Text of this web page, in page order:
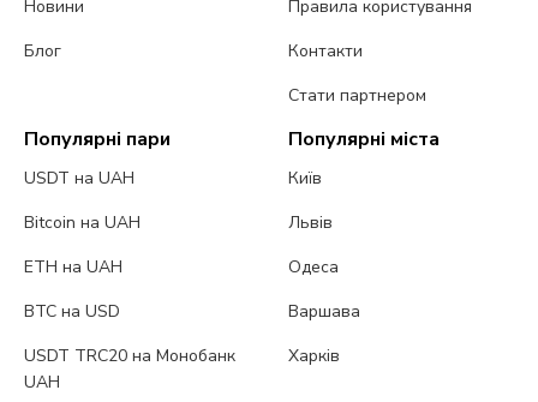
Новини
Блог
Правила користування
Контакти
Стати партнером
Популярні пари
USDT на UAH
Bitcoin на UAH
ETH на UAH
BTC на USD
USDT TRC20 на Монобанк
UAH
Популярні міста
Київ
Львів
Одеса
Варшава
Харків